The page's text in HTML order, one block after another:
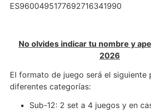
ES9600495177692716341990
No olvides indicar tu nombre y
2026
El formato de juego será el siguiente
diferentes categorías:
Sub-12: 2 set a 4 juegos y en